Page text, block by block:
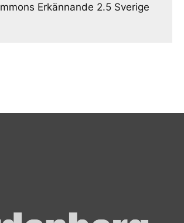
Erkännande 2.5 Sverige